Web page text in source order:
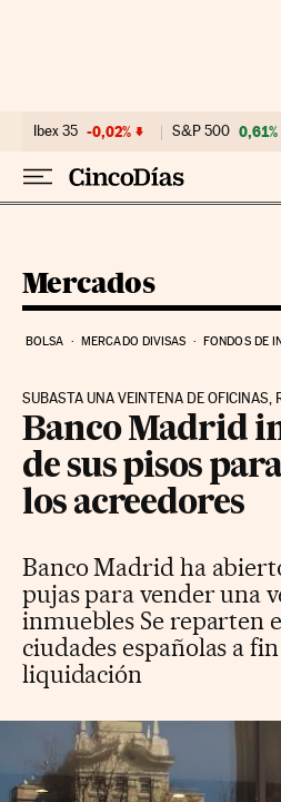
Ibex 35 -0,02% S&P 500 0,61%
Mercados
BOLSA MERCADO DIVISAS FONDOS DE
SUBASTA UNA VEINTENA DE OFICINAS,
Banco Madrid
de sus pisos
los acreedores
Banco Madrid ha
pujas para vender una
inmuebles Se reparten
ciudades españolas a
liquidación